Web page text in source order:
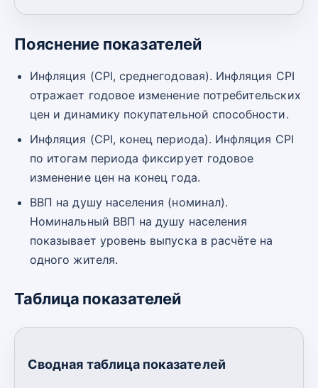
Пояснение показателей
Инфляция (CPI, среднегодовая). Инфляция CPI
отражает годовое изменение потребительских
цен и динамику покупательной способности.
Инфляция (CPI, конец периода). Инфляция CPI
по итогам периода фиксирует годовое
изменение цен на конец года.
ВВП на душу населения (номинал).
Номинальный ВВП на душу населения
показывает уровень выпуска в расчёте на
одного жителя.
Таблица показателей
Сводная таблица показателей